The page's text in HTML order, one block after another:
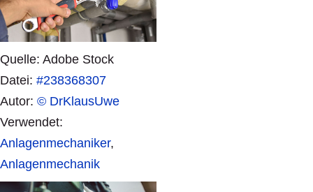
Quelle: Adobe Stock
Datei: #238368307
Autor: © DrKlausUwe
Verwendet:
Anlagenmechaniker,
Anlagenmechanik